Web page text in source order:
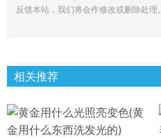
反馈本站，我们将会作修改或删除处理。
相关推荐